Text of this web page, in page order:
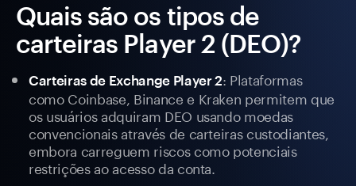
Quais são os tipos de
carteiras Player 2 (DEO)?
Carteiras de Exchange Player 2: Plataformas
como Coinbase, Binance e Kraken permitem que
os usuários adquiram DEO usando moedas
convencionais através de carteiras custodiantes,
embora carreguem riscos como potenciais
restrições ao acesso da conta.